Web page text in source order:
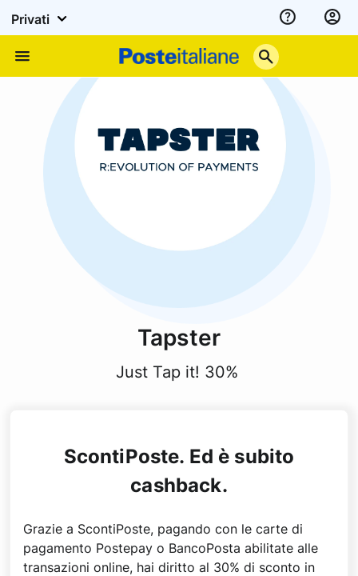
Privati
Assistenza
Italiane
Tapster
Just Tap it! 30%
ScontiPoste. Ed è subito
cashback.
Grazie a ScontiPoste, pagando con le carte di
pagamento Postepay o BancoPosta abilitate alle
transazioni online, hai diritto al 30% di sconto in